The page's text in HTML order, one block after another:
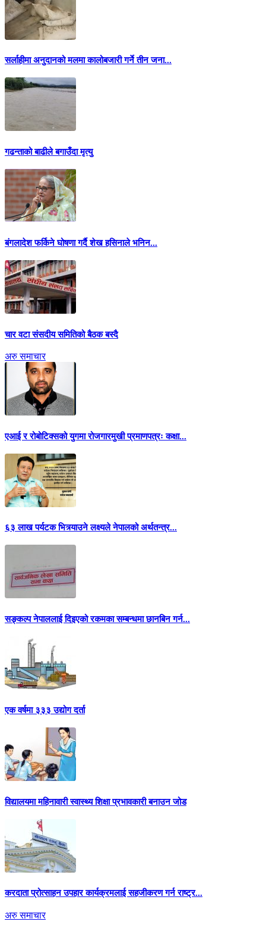
सर्लाहीमा अनुदानको मलमा कालोबजारी गर्ने तीन जना...
गढन्ताको बाढीले बगाउँदा मृत्यु
बंगलादेश फर्किने घोषणा गर्दै शेख हसिनाले भनिन...
चार वटा संसदीय समितिको बैठक बस्दै
अरु समाचार
एआई र रोबोटिक्सको युगमा रोजगारमुखी प्रमाणपत्रः कक्षा...
६३ लाख पर्यटक भित्र्याउने लक्ष्यले नेपालको अर्थतन्त्र...
सङ्कल्प नेपाललाई दिइएको रकमका सम्बन्धमा छानबिन गर्न...
एक वर्षमा ३३३ उद्योग दर्ता
विद्यालयमा महिनावारी स्वास्थ्य शिक्षा प्रभावकारी बनाउन जोड
करदाता प्रोत्साहन उपहार कार्यक्रमलाई सहजीकरण गर्न राष्ट्र...
अरु समाचार